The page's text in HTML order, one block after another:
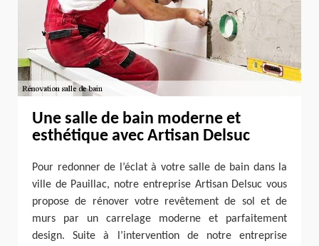
Une salle de bain moderne et
esthétique avec Artisan Delsuc
Pour redonner de l’éclat à votre salle de bain dans la
ville de Pauillac, notre entreprise Artisan Delsuc vous
propose de rénover votre revêtement de sol et de
murs par un carrelage moderne et parfaitement
design. Suite à l’intervention de notre entreprise